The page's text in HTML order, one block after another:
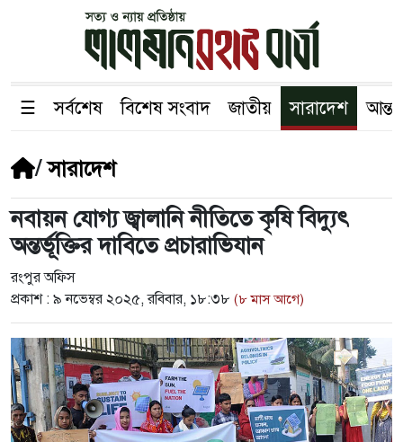
☰ সর্বশেষ বিশেষ সংবাদ জাতীয় সারাদেশ
/সারাদেশ
নবায়ন যোগ্য জ্বালানি নীতিতে কৃষি বিদ্যুৎ
অন্তর্ভূক্তির দাবিতে প্রচারাভিযান
রংপুর অফিস
প্রকাশ : ৯ নভেম্বর ২০২৫, রবিবার, ১৮:৩৮ (৮ মাস আগে)